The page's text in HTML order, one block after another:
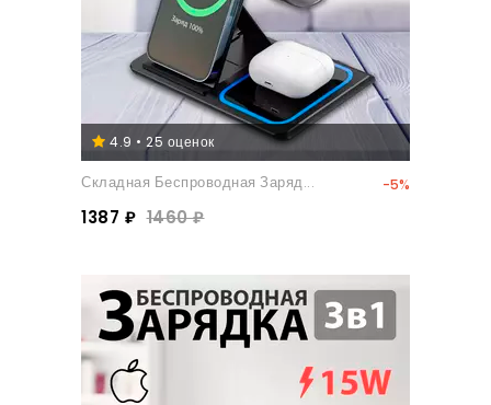
4.9 • 25 оценок
Складная Беспроводная Заряд... -5%
1387 ₽ 1460 ₽